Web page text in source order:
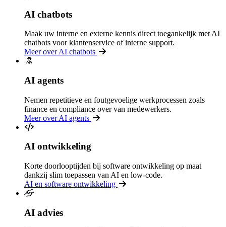
AI chatbots
Maak uw interne en externe kennis direct toegankelijk met AI
chatbots voor klantenservice of interne support.
Meer over AI chatbots
AI agents
Nemen repetitieve en foutgevoelige werkprocessen zoals
finance en compliance over van medewerkers.
Meer over AI agents
AI ontwikkeling
Korte doorlooptijden bij software ontwikkeling op maat
dankzij slim toepassen van AI en low-code.
AI en software ontwikkeling
AI advies